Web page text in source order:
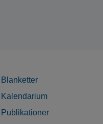
Blanketter
Kalendarium
Publikationer